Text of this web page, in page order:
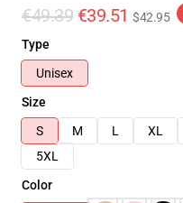
€49.39 €39.51 $42.95
Type
Unisex
Size
S
M L XL
5XL
Color